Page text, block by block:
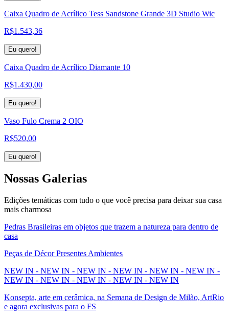
Caixa Quadro de Acrílico Tess Sandstone Grande 3D Studio Wic
R$1.543,36
Eu quero!
Caixa Quadro de Acrílico Diamante 10
R$1.430,00
Eu quero!
Vaso Fulo Crema 2 OIO
R$520,00
Eu quero!
Nossas Galerias
Edições temáticas com tudo o que você precisa para deixar sua casa
mais charmosa
Pedras Brasileiras em objetos que trazem a natureza para dentro de
casa
Peças de Décor Presentes Ambientes
NEW IN - NEW IN - NEW IN - NEW IN - NEW IN - NEW IN -
NEW IN - NEW IN - NEW IN - NEW IN - NEW IN
Konsepta, arte em cerâmica, na Semana de Design de Milão, ArtRio
e agora exclusivas para o FS